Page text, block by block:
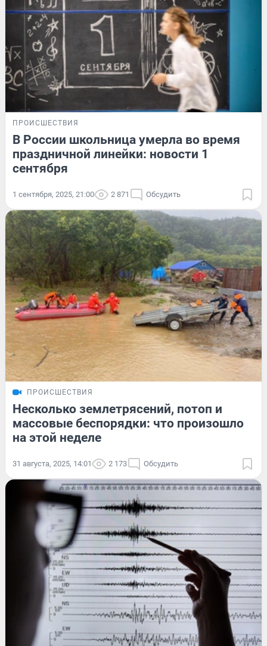
ПРОИСШЕСТВИЯ
В России школьница умерла во время
праздничной линейки: новости 1
сентября
1 сентября, 2025, 21:00 2 871 Обсудить
ПРОИСШЕСТВИЯ
Несколько землетрясений, потоп и
массовые беспорядки: что произошло
на этой неделе
31 августа, 2025, 14:01 2 173 Обсудить